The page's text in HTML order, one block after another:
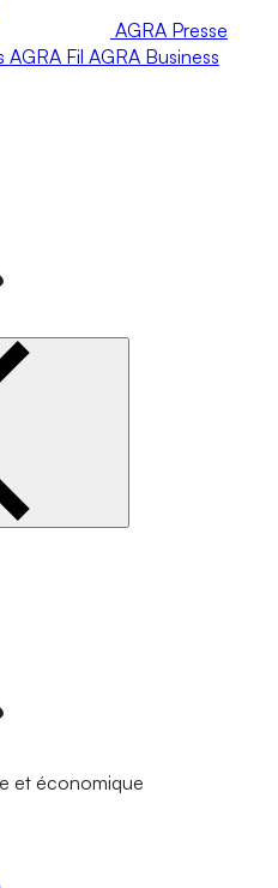
AGRA Presse
AGRA Fil AGRA Business
et économique